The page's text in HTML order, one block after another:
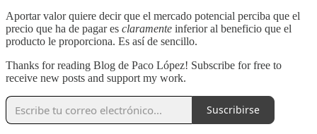
Aportar valor quiere decir que el mercado potencial perciba que el
precio que ha de pagar es claramente inferior al beneficio que el
producto le proporciona. Es así de sencillo.
Thanks for reading Blog de Paco López! Subscribe for free to
receive new posts and support my work.
Suscribirse